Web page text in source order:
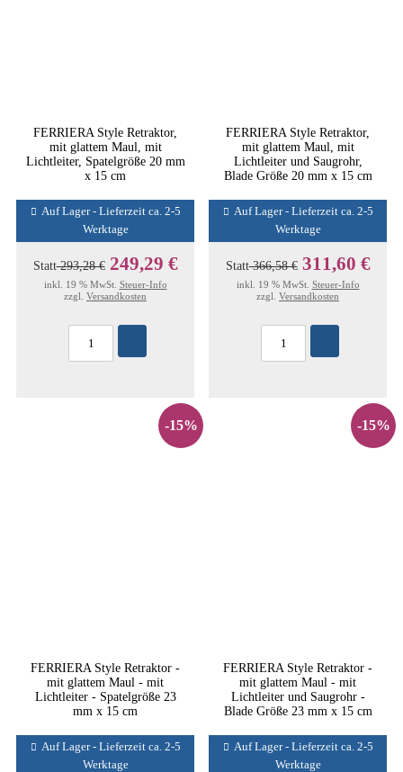
FERRIERA Style Retraktor,
mit glattem Maul, mit
Lichtleiter, Spatelgröße 20 mm
x 15 cm
Auf Lager - Lieferzeit ca. 2-5
Werktage
Statt293,28 € 249,29 €
inkl. 19 % MwSt. Steuer-Info
zzgl. Versandkosten
FERRIERA Style Retraktor,
mit glattem Maul, mit
Lichtleiter und Saugrohr,
Blade Größe 20 mm x 15 cm
Auf Lager - Lieferzeit ca. 2-5
Werktage
Statt366,58 € 311,60 €
inkl. 19 % MwSt. Steuer-Info
zzgl. Versandkosten
-15%
FERRIERA Style Retraktor -
mit glattem Maul - mit
Lichtleiter - Spatelgröße 23
mm x 15 cm
Auf Lager - Lieferzeit ca. 2-5
Werktage
-15%
FERRIERA Style Retraktor -
mit glattem Maul - mit
Lichtleiter und Saugrohr -
Blade Größe 23 mm x 15 cm
Auf Lager - Lieferzeit ca. 2-5
Werktage